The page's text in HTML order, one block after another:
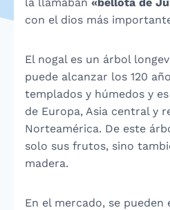
con el dios más
El nogal es un árbol
puede alcanzar los 120
templados y húmedos y
de Europa, Asia central y
Norteamérica. De este
solo sus frutos, sino
madera.
En el mercado, se